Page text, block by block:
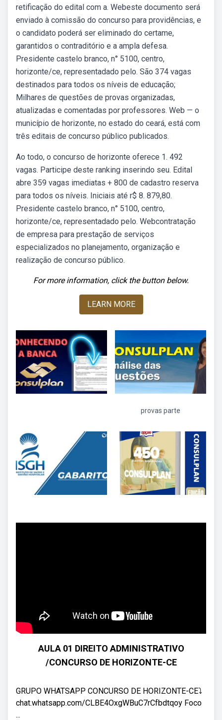
retificação do edital com a. Webeste documento será
enviado à comissão do concurso para providências, e
o candidato poderá ser eliminado do certame,
garantidos o contraditório e a ampla defesa.
Presidente castelo branco, n° 5100, centro,
horizonte/ce, representadado pelo. São 374 vagas
destinados para todos os níveis de educação;
Milhares de questões de provas organizadas,
atualizadas e comentadas por professores. Web — o
município de horizonte, no estado do ceará, está com
três editais de concurso público publicados.
Ao todo, o concurso de horizonte oferece 1. 492
vagas. Participe deste ranking inserindo seu. Edital
abre 359 vagas imediatas + 800 de cadastro reserva
para todos os níveis. Iniciais até r$ 8. 879,80.
Presidente castelo branco, n° 5100, centro,
horizonte/ce, representadado pelo. Webcontratação
de empresa para prestação de serviços
especializados no planejamento, organização e
realização de concurso público.
For more information, click the button below.
LEARN MORE
provas parte
AULA 01 DIREITO ADMINISTRATIVO
/CONCURSO DE HORIZONTE-CE
GRUPO WHATSAPP CONCURSO DE HORIZONTE-CE⤵️
chat.whatsapp.com/CLBE4OxgWBuC7rCfbdtqoy Foco
...